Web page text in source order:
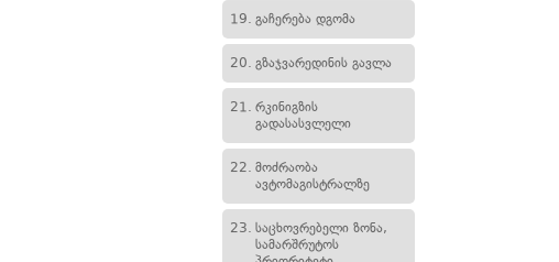
19. გაჩერება დგომა
20. გზაჯვარედინის გავლა
21. რკინიგზის
გადასასვლელი
22. მოძრაობა
ავტომაგისტრალზე
23. საცხოვრებელი ზონა,
სამარშრუტოს